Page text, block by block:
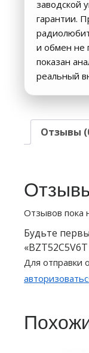
заводской
гарантии.
и обмен не
показан
реальный
Отзывы
Отзывов пока
Будьте
Для отправки